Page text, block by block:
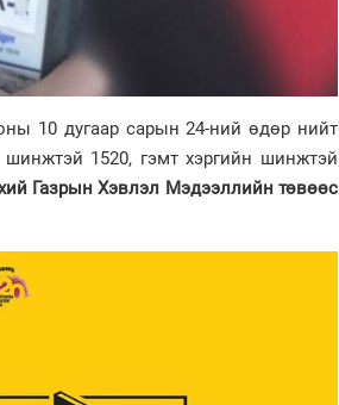
10 дугаар сарын 24-ний өдөр нийт
шинжтэй 1520, гэмт хэргийн шинжтэй
Газрын Хэвлэл Мэдээллийн төвөөс